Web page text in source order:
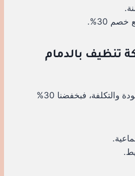
30%.
تنظيف بالدمام
نحقق التوازن بين الجودة والتكلفة، فبخفضنا 30%